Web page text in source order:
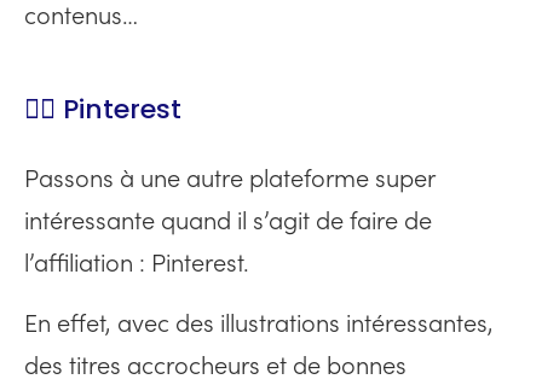
contenus…
👉🏻 Pinterest
Passons à une autre plateforme super
intéressante quand il s’agit de faire de
l’affiliation : Pinterest.
En effet, avec des illustrations intéressantes,
des titres accrocheurs et de bonnes